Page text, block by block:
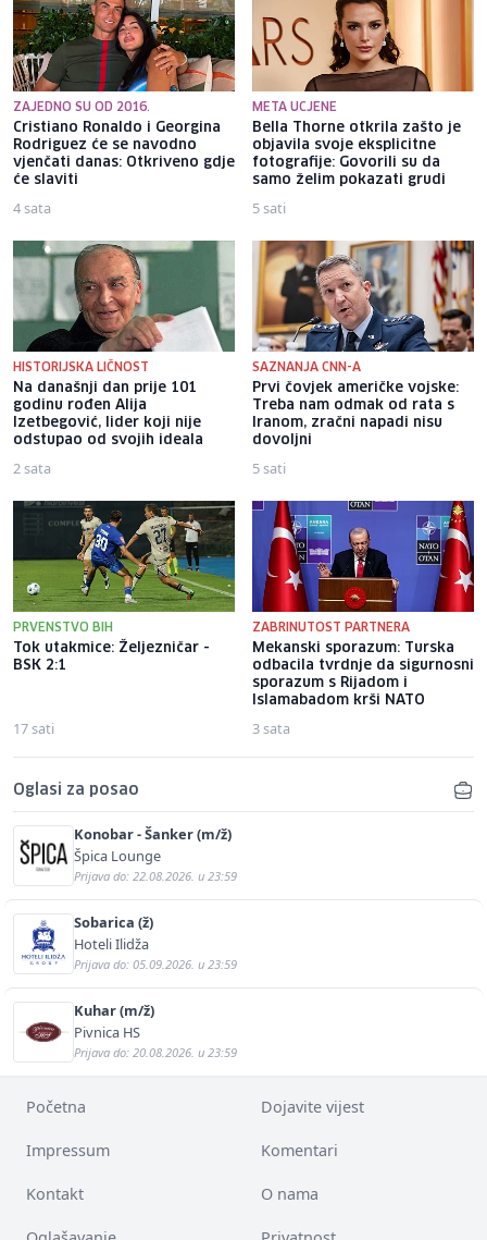
ZAJEDNO SU OD 2016.
Cristiano Ronaldo i Georgina
Rodriguez će se navodno
vjenčati danas: Otkriveno gdje
će slaviti
4 sata
META UCJENE
Bella Thorne otkrila zašto je
objavila svoje eksplicitne
fotografije: Govorili su da
samo želim pokazati grudi
5 sati
HISTORIJSKA LIČNOST
Na današnji dan prije 101
godinu rođen Alija
Izetbegović, lider koji nije
odstupao od svojih ideala
2 sata
SAZNANJA CNN-A
Prvi čovjek američke vojske:
Treba nam odmak od rata s
Iranom, zračni napadi nisu
dovoljni
5 sati
PRVENSTVO BIH
Tok utakmice: Željezničar -
BSK 2:1
17 sati
ZABRINUTOST PARTNERA
Mekanski sporazum: Turska
odbacila tvrdnje da sigurnosni
sporazum s Rijadom i
Islamabadom krši NATO
3 sata
Oglasi za posao
Konobar - Šanker (m/ž)
Špica Lounge
Prijava do: 22.08.2026. u 23:59
Sobarica (ž)
Hoteli Ilidža
Prijava do: 05.09.2026. u 23:59
Kuhar (m/ž)
Pivnica HS
Prijava do: 20.08.2026. u 23:59
Početna Dojavite vijest
Impressum Komentari
Kontakt O nama